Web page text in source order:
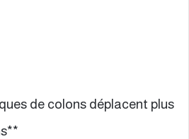
de colons déplacent plus